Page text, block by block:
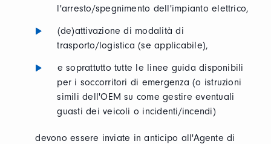
l'arresto/spegnimento dell'impianto elettrico,
(de)attivazione di modalità di
trasporto/logistica (se applicabile),
e soprattutto tutte le linee guida disponibili
per i soccorritori di emergenza (o istruzioni
simili dell'OEM su come gestire eventuali
guasti dei veicoli o incidenti/incendi)
devono essere inviate in anticipo all'Agente di